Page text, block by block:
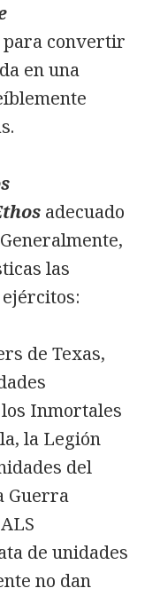
para convertir
en una
adecuado
las
de Texas,
Inmortales
la Legión
del
Guerra
de unidades
no dan